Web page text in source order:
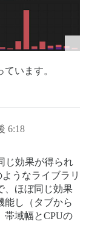
います。
6:18
じ効果が得られ
うなライブラリ
、ほぼ同じ効果
能し（タブから
帯域幅とCPUの